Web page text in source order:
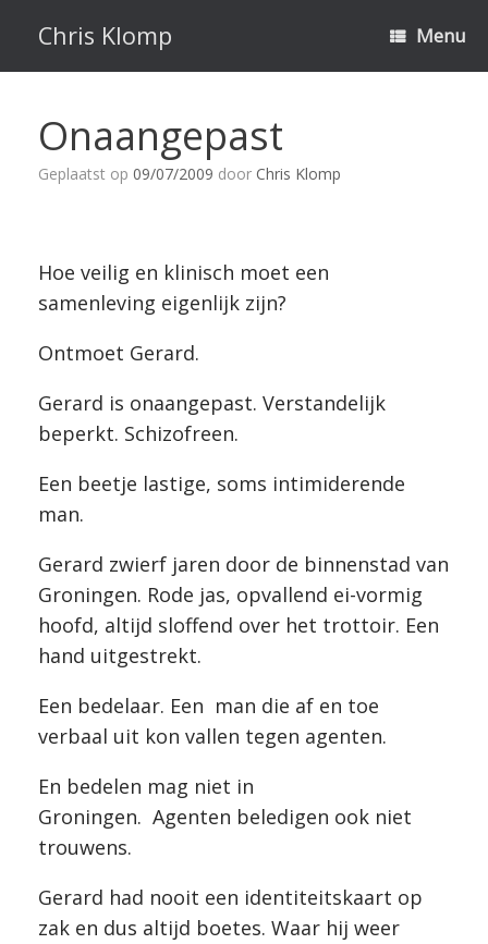
inhoud
Chris Klomp Menu
Onaangepast
Geplaatst op 09/07/2009 door Chris Klomp
Hoe veilig en klinisch moet een
samenleving eigenlijk zijn?
Ontmoet Gerard.
Gerard is onaangepast. Verstandelijk
beperkt. Schizofreen.
Een beetje lastige, soms intimiderende
man.
Gerard zwierf jaren door de binnenstad van
Groningen. Rode jas, opvallend ei-vormig
hoofd, altijd sloffend over het trottoir. Een
hand uitgestrekt.
Een bedelaar. Een man die af en toe
verbaal uit kon vallen tegen agenten.
En bedelen mag niet in
Groningen. Agenten beledigen ook niet
trouwens.
Gerard had nooit een identiteitskaart op
zak en dus altijd boetes. Waar hij weer